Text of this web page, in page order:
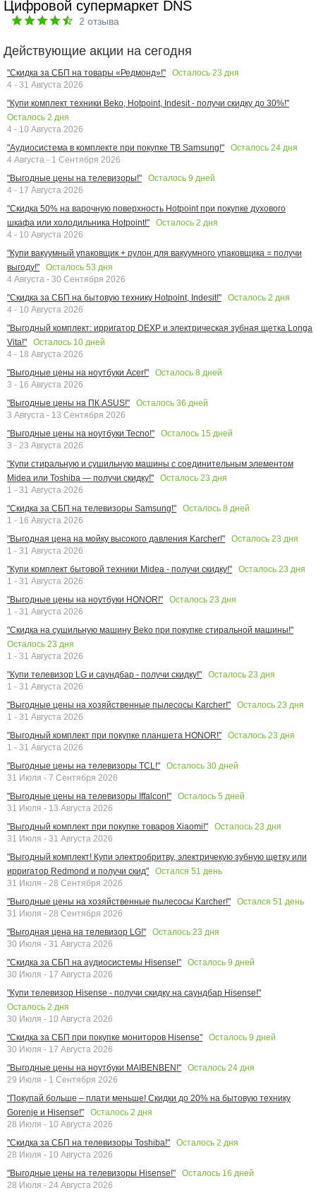
Цифровой супермаркет DNS
2 отзыва
Действующие акции на сегодня
"Скидка за СБП на товары «Редмонд»!" Осталось 23 дня
4 - 31 Августа 2026
"Купи комплект техники Beko, Hotpoint, Indesit - получи скидку до 30%!"
Осталось 2 дня
4 - 10 Августа 2026
"Аудиосистема в комплекте при покупке ТВ Samsung!"
Осталось 24 дня
4 Августа - 1 Сентября 2026
"Выгодные цены на телевизоры!"
Осталось 9 дней
4 - 17 Августа 2026
"Скидка 50% на варочную поверхность Hotpoint при покупке духового
шкафа или холодильника Hotpoint!"
Осталось 2 дня
4 - 10 Августа 2026
"Купи вакуумный упаковщик + рулон для вакуумного упаковщика = получи
выгоду!"
Осталось 53 дня
4 Августа - 30 Сентября 2026
"Скидка за СБП на бытовую технику Hotpoint, Indesit!"
Осталось 2 дня
4 - 10 Августа 2026
"Выгодный комплект: ирригатор DEXP и электрическая зубная щетка Longa
Vita!"
Осталось 10 дней
4 - 18 Августа 2026
"Выгодные цены на ноутбуки Acer!"
Осталось 8 дней
3 - 16 Августа 2026
"Выгодные цены на ПК ASUS!"
Осталось 36 дней
3 Августа - 13 Сентября 2026
"Выгодные цены на ноутбуки Tecno!"
Осталось 15 дней
3 - 23 Августа 2026
"Купи стиральную и сушильную машины с соединительным элементом
Midea или Toshiba — получи скидку!"
Осталось 23 дня
1 - 31 Августа 2026
"Скидка за СБП на телевизоры Samsung!"
Осталось 8 дней
1 - 16 Августа 2026
"Выгодная цена на мойку высокого давления Karcher!"
Осталось 23 дня
1 - 31 Августа 2026
"Купи комплект бытовой техники Midea - получи скидку!"
Осталось 23 дня
1 - 31 Августа 2026
"Выгодные цены на ноутбуки HONOR!"
Осталось 23 дня
1 - 31 Августа 2026
"Скидка на сушильную машину Beko при покупке стиральной машины!"
Осталось 23 дня
1 - 31 Августа 2026
"Купи телевизор LG и саундбар - получи скидку!"
Осталось 23 дня
1 - 31 Августа 2026
"Выгодные цены на хозяйственные пылесосы Karcher!"
Осталось 23 дня
1 - 31 Августа 2026
"Выгодный комплект при покупке планшета HONOR!"
Осталось 23 дня
1 - 31 Августа 2026
"Выгодные цены на телевизоры TCL!"
Осталось 30 дней
31 Июля - 7 Сентября 2026
"Выгодные цены на телевизоры Iffalcon!"
Осталось 5 дней
31 Июля - 13 Августа 2026
"Выгодный комплект при покупке товаров Xiaomi!"
Осталось 23 дня
31 Июля - 31 Августа 2026
"Выгодный комплект! Купи электробритву, электричекую зубную щетку или
ирригатор Redmond и получи скид"
Остался 51 день
31 Июля - 28 Сентября 2026
"Выгодные цены на хозяйственные пылесосы Karcher!"
Остался 51 день
31 Июля - 28 Сентября 2026
"Выгодная цена на телевизор LG!"
Осталось 23 дня
30 Июля - 31 Августа 2026
"Скидка за СБП на аудиосистемы Hisense!"
Осталось 9 дней
30 Июля - 17 Августа 2026
"Купи телевизор Hisense - получи скидку на саундбар Hisense!"
Осталось 2 дня
30 Июля - 10 Августа 2026
"Скидка за СБП при покупке мониторов Hisense"
Осталось 9 дней
30 Июля - 17 Августа 2026
"Выгодные цены на ноутбуки MAIBENBEN!"
Осталось 24 дня
29 Июля - 1 Сентября 2026
"Покупай больше – плати меньше! Скидки до 20% на бытовую технику
Gorenje и Hisense!"
Осталось 2 дня
28 Июля - 10 Августа 2026
"Скидка за СБП на телевизоры Toshiba!"
Осталось 2 дня
28 Июля - 10 Августа 2026
"Выгодные цены на телевизоры Hisense!"
Осталось 16 дней
28 Июля - 24 Августа 2026